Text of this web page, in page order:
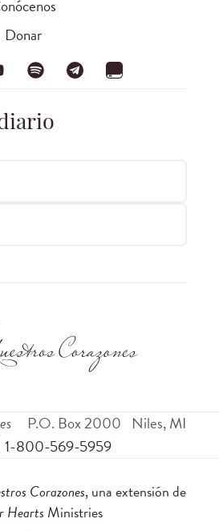
Donar
P.O. Box 2000 Niles,MI
1-800-569-5959
Corazones, una extensión de
Hearts Ministries